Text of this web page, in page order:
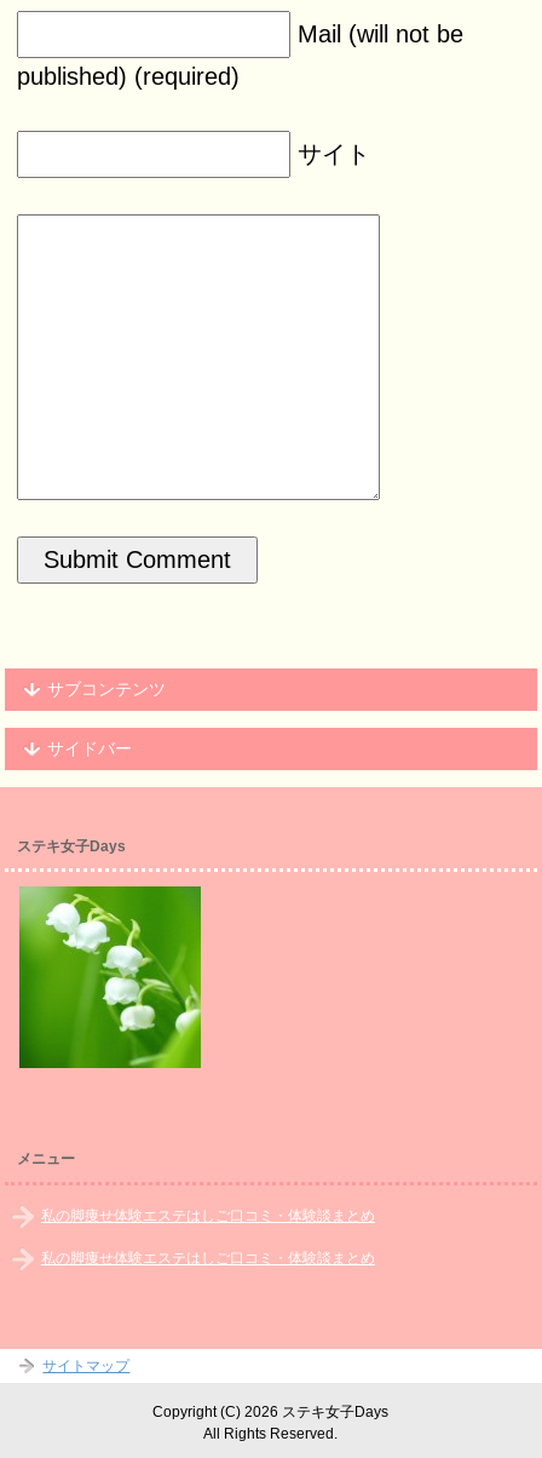
Mail (will not be
published) (required)
サイト
サブコンテンツ
サイドバー
ステキ女子Days
メニュー
私の脚痩せ体験エステはしご口コミ・体験談まとめ
私の脚痩せ体験エステはしご口コミ・体験談まとめ
サイトマップ
Copyright (C) 2026 ステキ女子Days
All Rights Reserved.